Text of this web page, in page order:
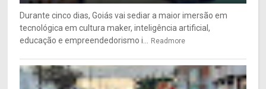
Durante cinco dias, Goiás vai sediar a maior imersão em
tecnológica em cultura maker, inteligência artificial,
educação e empreendedorismo i... Readmore